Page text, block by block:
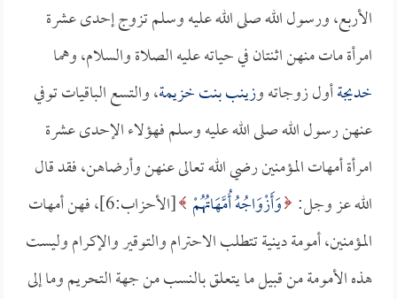
الأربع، ورسول الله صلى الله عليه وسلم تزوج إحدى عشرة
امرأة مات منهن اثنتان في حياته عليه الصلاة والسلام، وهما
خديجةأول زوجاته وزينب بنت خزيمة، والتسع الباقيات توفي
عنهن رسول الله صلى الله عليه وسلم فهؤلاء الإحدى عشرة
امرأة أمهات المؤمنين رضي الله تعالى عنهن وأرضاهن، فقد قال
الله عز وجل: وَأَزْوَاجُهُ أُمَّهَاتُهُمْ
[الأحزاب:6]، فهن أمهات
المؤمنين، أمومة دينية تتطلب الاحترام والتوقير والإكرام وليست
هذه الأمومة من قبيل ما يتعلق بالنسب من جهة التحريم وما إلى